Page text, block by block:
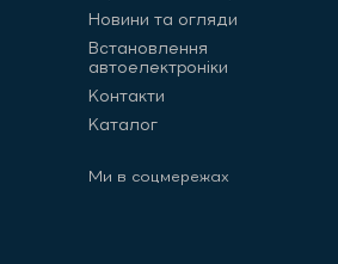
Новини та огляди
Встановлення
автоелектроніки
Контакти
Каталог
Ми в соцмережах